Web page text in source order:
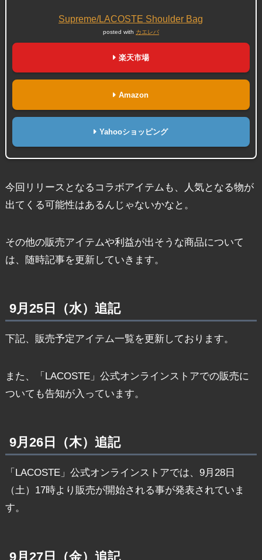
Supreme/LACOSTE Shoulder Bag
posted with カエレバ
楽天市場
Amazon
Yahooショッピング
今回リリースとなるコラボアイテムも、人気となる物が
出てくる可能性はあるんじゃないかなと。
その他の販売アイテムや利益が出そうな商品について
は、随時記事を更新していきます。
9月25日（水）追記
下記、販売予定アイテム一覧を更新しております。
また、「LACOSTE」公式オンラインストアでの販売に
ついても告知が入っています。
9月26日（木）追記
「LACOSTE」公式オンラインストアでは、9月28日
（土）17時より販売が開始される事が発表されていま
す。
9月27日（金）追記